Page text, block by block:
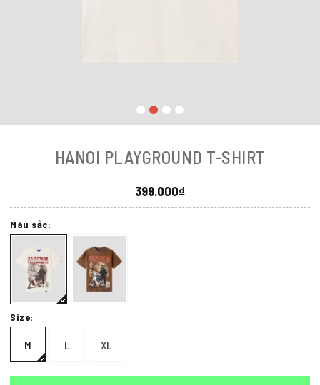
HANOI PLAYGROUND T-SHIRT
399.000₫
Màu sắc:
Size:
M L XL